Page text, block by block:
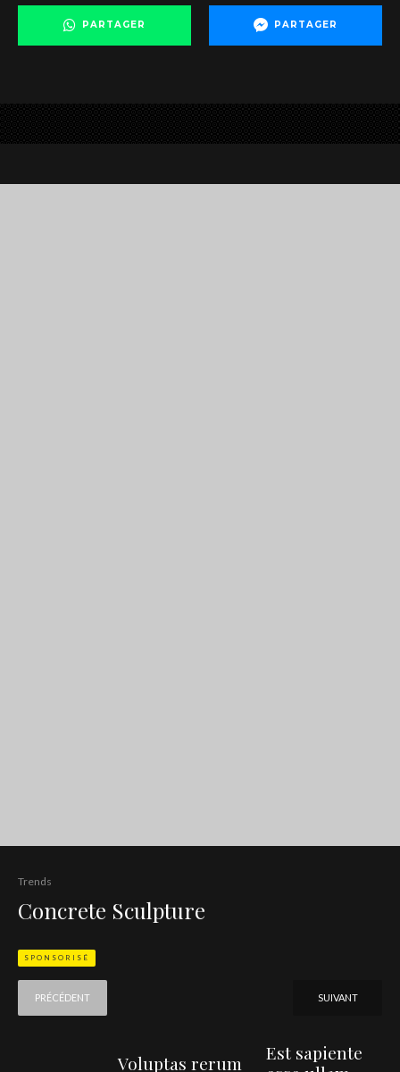
PARTAGER PARTAGER
Trends
Concrete Sculpture
SPONSORISÉ
PRÉCÉDENT SUIVANT
Voluptas rerum
Est sapiente